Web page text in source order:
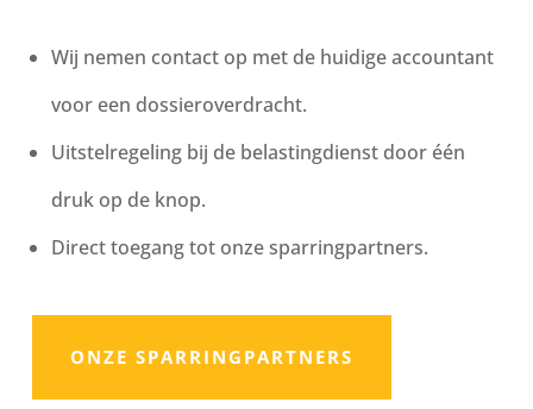
Wij nemen contact op met de huidige accountant
voor een dossieroverdracht.
Uitstelregeling bij de belastingdienst door één
druk op de knop.
Direct toegang tot onze sparringpartners.
ONZE SPARRINGPARTNERS